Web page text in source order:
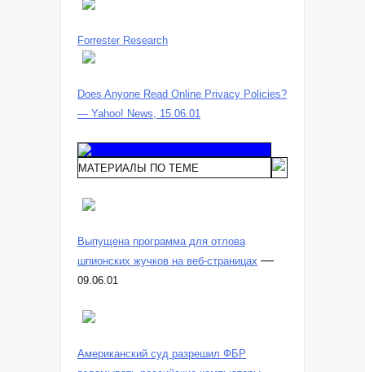
Forrester Research
Does Anyone Read Online Privacy Policies?
— Yahoo! News, 15.06.01
МАТЕРИАЛЫ ПО ТЕМЕ
Выпущена программа для отлова
шпионских жучков на веб-страницах —
09.06.01
Американский суд разрешил ФБР